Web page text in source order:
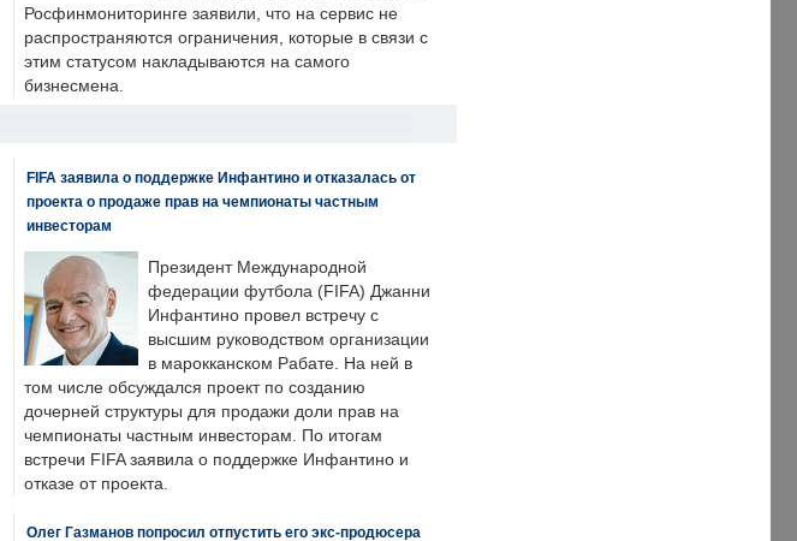
Росфинмониторинге заявили, что на сервис не
распространяются ограничения, которые в связи с
этим статусом накладываются на самого
бизнесмена.
FIFA заявила о поддержке Инфантино и отказалась от
проекта о продаже прав на чемпионаты частным
инвесторам
Президент Международной
федерации футбола (FIFA) Джанни
Инфантино провел встречу с
высшим руководством организации
в марокканском Рабате. На ней в
том числе обсуждался проект по созданию
дочерней структуры для продажи доли прав на
чемпионаты частным инвесторам. По итогам
встречи FIFA заявила о поддержке Инфантино и
отказе от проекта.
Олег Газманов попросил отпустить его экс-продюсера